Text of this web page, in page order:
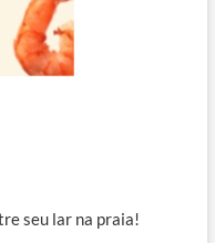
seu lar na praia!